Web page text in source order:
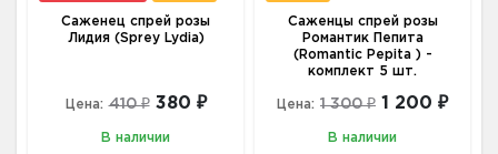
Саженец спрей розы
Лидия (Sprey Lydia)
Цена: 410 ₽ 380 ₽
В наличии
Саженцы спрей розы
Романтик Пепита
(Romantic Pepita ) -
комплект 5 шт.
Цена: 1 300 ₽ 1 200 ₽
В наличии